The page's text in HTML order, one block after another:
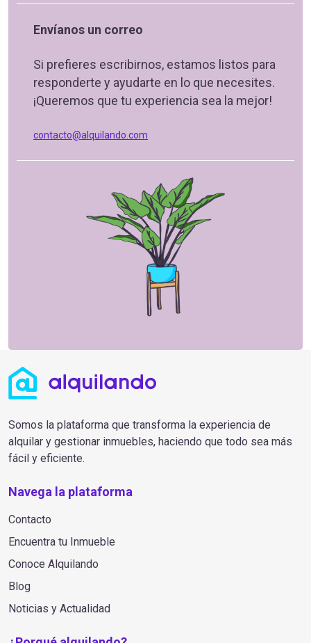
Envíanos un correo
Si prefieres escribirnos, estamos listos para
responderte y ayudarte en lo que necesites.
¡Queremos que tu experiencia sea la mejor!
contacto@alquilando.com
Somos la plataforma que transforma la experiencia de
alquilar y gestionar inmuebles, haciendo que todo sea más
fácil y eficiente.
Navega la plataforma
Contacto
Encuentra tu Inmueble
Conoce Alquilando
Blog
Noticias y Actualidad